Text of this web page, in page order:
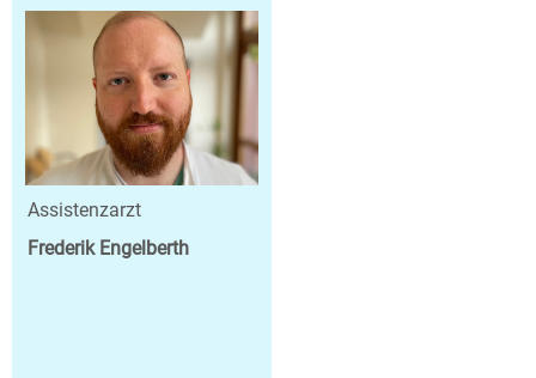
Assistenzarzt
Frederik Engelberth